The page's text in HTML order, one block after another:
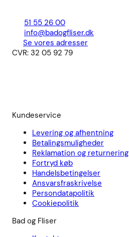
51 55 26 00
info@badogfliser.dk
Se vores adresser
CVR: 32 05 92 79
Kundeservice
Levering og afhentning
Betalingsmuligheder
Reklamation og returnering
Fortryd køb
Handelsbetingelser
Ansvarsfraskrivelse
Persondatapolitik
Cookiepolitik
Bad og Fliser